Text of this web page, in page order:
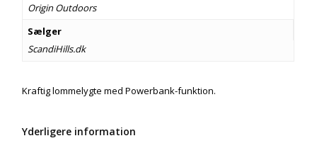
Origin Outdoors
Sælger
ScandiHills.dk
Kraftig lommelygte med Powerbank-funktion.
Yderligere information